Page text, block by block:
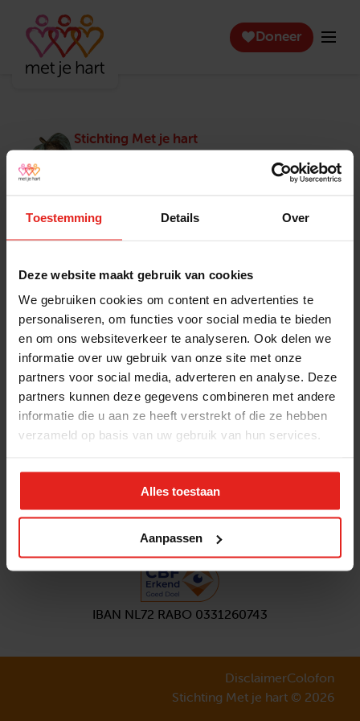
Toestemming Details Over
Deze website maakt gebruik van cookies
We gebruiken cookies om content en advertenties te
personaliseren, om functies voor social media te bieden
en om ons websiteverkeer te analyseren. Ook delen we
informatie over uw gebruik van onze site met onze
partners voor social media, adverteren en analyse. Deze
partners kunnen deze gegevens combineren met andere
informatie die u aan ze heeft verstrekt of die ze hebben
verzameld op basis van uw gebruik van hun services.
Alles toestaan
Aanpassen
Doneer
Stichting Met je hart
Stichting Met je hart laat ouderen die zich
eenzaam voelen weer genieten en inspireert
winnaar van het Appeltje van Oranje.
Actuele vacatures
Pers en media
Jaarverslag 2025
Contact
Klachtenprocedure
Privacyverklaring
Opzeggen
Volg ons
Aanmeldennieuwsbrief
IBAN NL72 RABO 0331260743
DisclaimerColofon
Stichting Met je hart © 2026